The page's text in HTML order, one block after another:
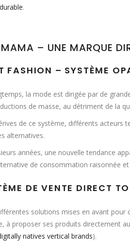
.
– UNE MARQUE
FASHION – SYSTÈME
la mode est dirigée par de
de masse, au détriment de la
de ce système, différents
alternatives.
années, une nouvelle tendance
de consommation raisonnée et
DE VENTE DIRECT
solutions mises en avant
à proposer ses produits directement
natives vertical brands).